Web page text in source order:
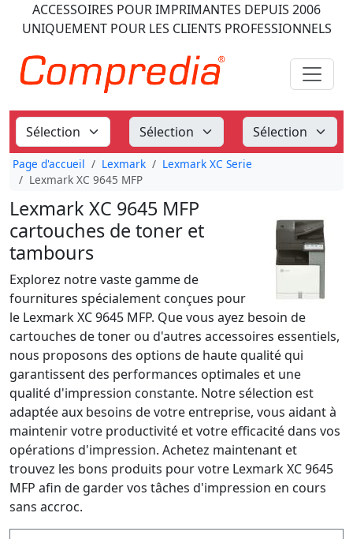
ACCESSOIRES POUR IMPRIMANTES DEPUIS 2006
UNIQUEMENT POUR LES CLIENTS PROFESSIONNELS
Page d'accueil Lexmark
Lexmark XC Serie
Lexmark XC 9645 MFP
Lexmark XC 9645 MFP
cartouches de toner et
tambours
Explorez notre vaste gamme de
fournitures spécialement conçues pour
le Lexmark XC 9645 MFP. Que vous ayez besoin de
cartouches de toner ou d'autres accessoires essentiels,
nous proposons des options de haute qualité qui
garantissent des performances optimales et une
qualité d'impression constante. Notre sélection est
adaptée aux besoins de votre entreprise, vous aidant à
maintenir votre productivité et votre efficacité dans vos
opérations d'impression. Achetez maintenant et
trouvez les bons produits pour votre Lexmark XC 9645
MFP afin de garder vos tâches d'impression en cours
sans accroc.